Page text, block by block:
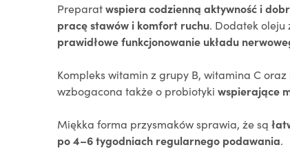
Preparatwspiera codzienną aktywność i
pracę stawów i komfort ruchu. Dodatek oleju
prawidłowe funkcjonowanie układu
Kompleks witamin z grupy B, witamina C oraz
wzbogacona także o probiotyki wspierające
Miękka forma przysmaków sprawia, że są
po 4–6 tygodniach regularnego podawania.